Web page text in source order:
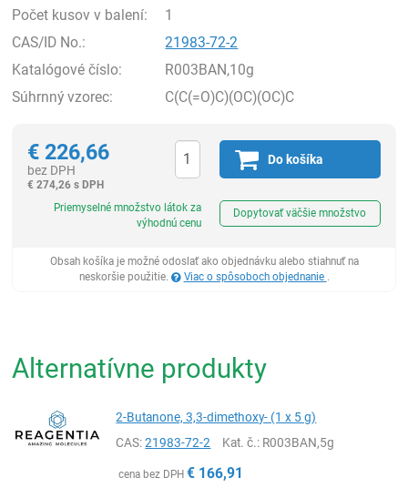
Počet kusov v balení:
1
CAS/ID No.:
21983-72-2
Katalógové číslo:
R003BAN,10g
Súhrnný vzorec:
C(C(=O)C)(OC)(OC)C
€ 226,66
bez DPH
€ 274,26 s DPH
Do košíka
Priemyselné množstvo látok za
výhodnú cenu
Dopytovať väčšie množstvo
Obsah košíka je možné odoslať ako objednávku alebo stiahnuť na
neskoršie použitie.
Viac o spôsoboch objednanie .
Alternatívne produkty
2-Butanone, 3,3-dimethoxy- (1 x 5 g)
CAS:21983-72-2 Kat. č.: R003BAN,5g
cena bez DPH € 166,91